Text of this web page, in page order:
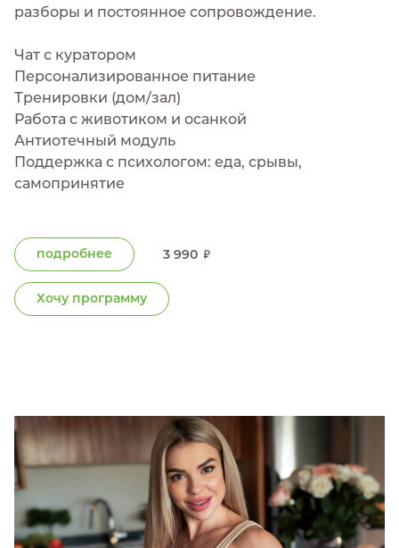
разборы и постоянное сопровождение.
Чат с куратором
Персонализированное питание
Тренировки (дом/зал)
Работа с животиком и осанкой
Антиотечный модуль
Поддержка с психологом: еда, срывы,
самопринятие
подробнее
Хочу программу
3 990